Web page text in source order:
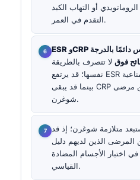
الروماتويدي أو التهاب الكبد C أو العدوى المزمنة أو
التقدم في العمر.
ESR وCRP
فوق لا تتصرف بالطريقة
نفسها؛ قد يرتفع ESR مع ارتفاع الغلوبولينات المناعية
بينما قد يبقى CRP طبيعيًا لدى كثير من مرضى
شوغرن.
متلازمة شوغرن؛ إذ قد
15–30% من المرضى الذين لديهم دليل
اختبار الأجسام المضادة
القياسي.